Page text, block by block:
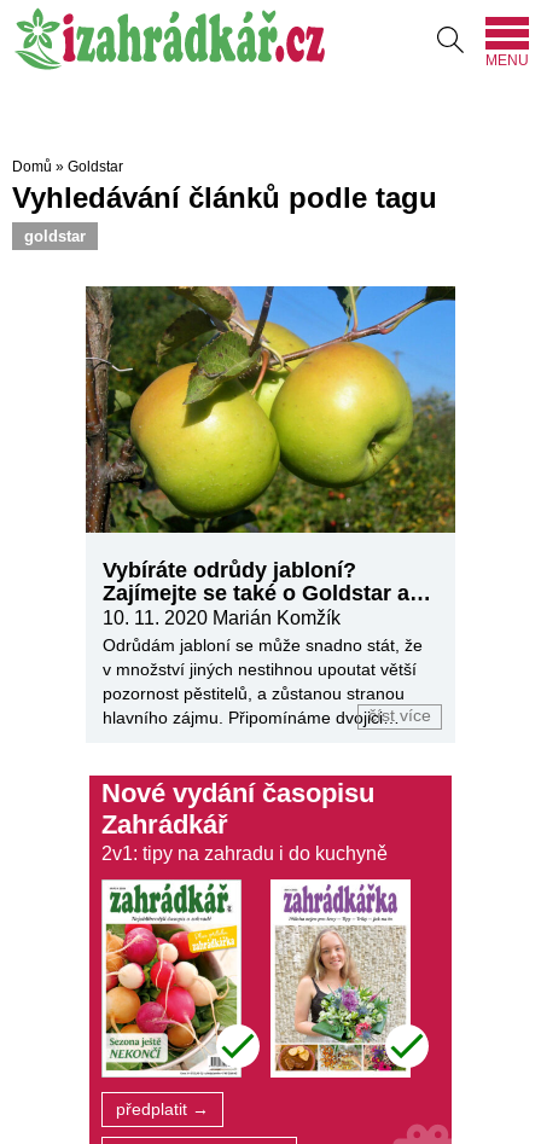
MENU
Domů » Goldstar
Vyhledávání článků podle tagu
goldstar
Vybíráte odrůdy jabloní?
Zajímejte se také o Goldstar a
Granny Smith
10. 11. 2020 Marián Komžík
Odrůdám jabloní se může snadno stát, že
v množství jiných nestihnou upoutat větší
pozornost pěstitelů, a zůstanou stranou
hlavního zájmu. Připomínáme dvojicičíst více
Nové vydání časopisu
Zahrádkář
2v1: tipy na zahradu i do kuchyně
předplatit →